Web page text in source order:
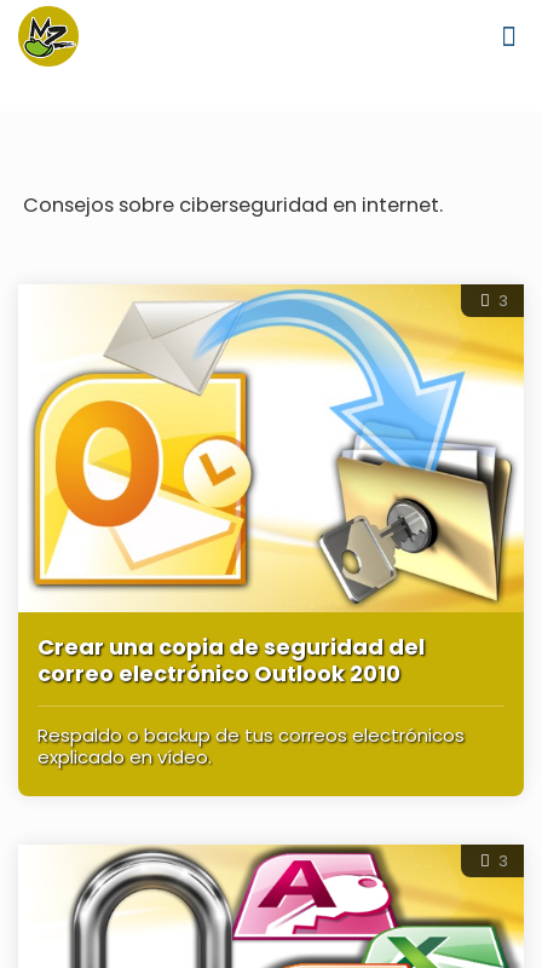
Consejos sobre ciberseguridad en internet.
3
Crear una copia de seguridad del
correo electrónico Outlook 2010
Respaldo o backup de tus correos electrónicos
explicado en vídeo.
3